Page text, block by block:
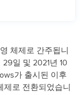
체제로 간주됩니
29일 및 2021년 10
가 출시된 이후
제로 전환되었습니